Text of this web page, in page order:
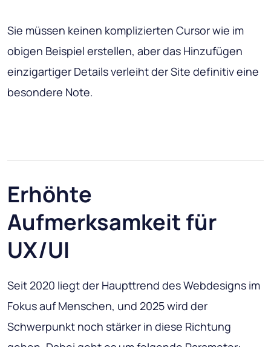
Sie müssen keinen komplizierten Cursor wie im
obigen Beispiel erstellen, aber das Hinzufügen
einzigartiger Details verleiht der Site definitiv eine
besondere Note.
Erhöhte
Aufmerksamkeit für
UX/UI
Seit 2020 liegt der Haupttrend des Webdesigns im
Fokus auf Menschen, und 2025 wird der
Schwerpunkt noch stärker in diese Richtung